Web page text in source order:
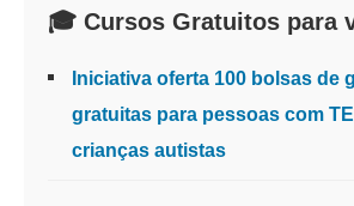
🎓 Cursos Gratuitos para
Iniciativa oferta 100 bolsas de
gratuitas para pessoas com
crianças autistas